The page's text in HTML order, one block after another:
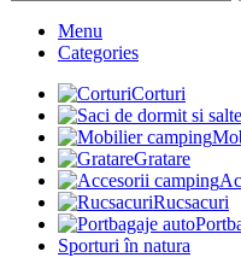
Menu
Categories
Corturi
Gratare
Rucsacuri
Sporturi în natura